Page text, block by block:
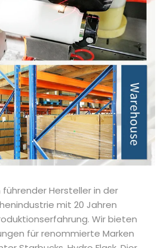
führender Hersteller in der
mit 20 Jahren
Wir bieten
für renommierte Marken